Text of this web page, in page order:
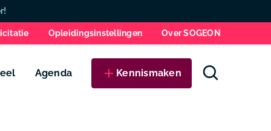
Opleidingsinstellingen Over SOGEON
Agenda Kennismaken